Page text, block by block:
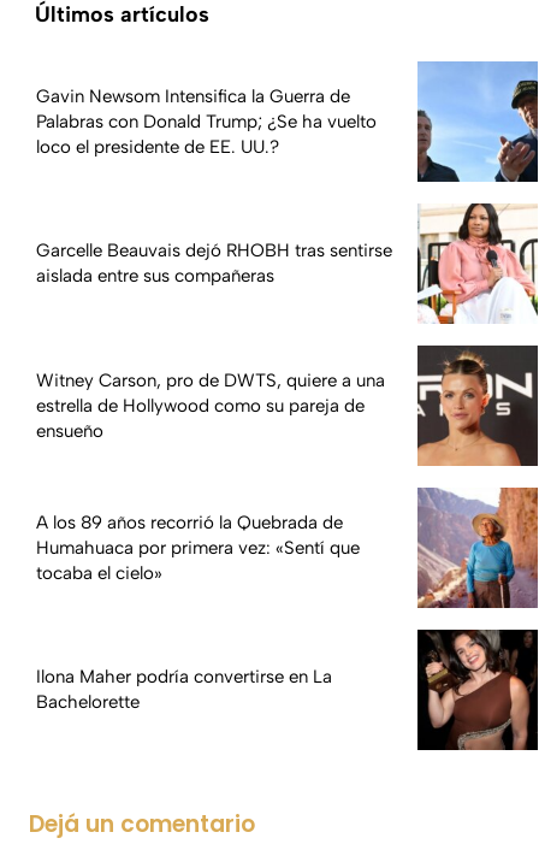
Últimos artículos
Gavin Newsom Intensifica la Guerra de
Palabras con Donald Trump; ¿Se ha vuelto
loco el presidente de EE. UU.?
Garcelle Beauvais dejó RHOBH tras sentirse
aislada entre sus compañeras
Witney Carson, pro de DWTS, quiere a una
estrella de Hollywood como su pareja de
ensueño
A los 89 años recorrió la Quebrada de
Humahuaca por primera vez: «Sentí que
tocaba el cielo»
Ilona Maher podría convertirse en La
Bachelorette
Dejá un comentario